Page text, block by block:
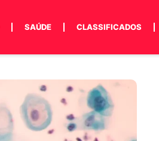
SAÚDE CLASSIFICADOS